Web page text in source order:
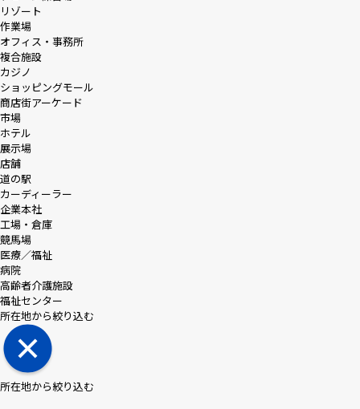
リゾート
作業場
オフィス・事務所
複合施設
カジノ
ショッピングモール
商店街アーケード
市場
ホテル
展示場
店舗
道の駅
カーディーラー
企業本社
工場・倉庫
競馬場
医療／福祉
病院
高齢者介護施設
福祉センター
所在地から絞り込む
所在地から絞り込む